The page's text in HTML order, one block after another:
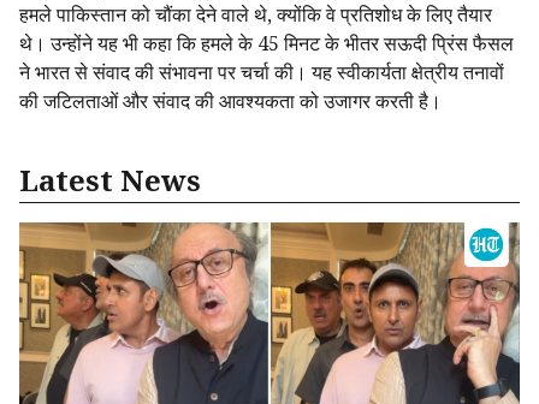
हमले पाकिस्तान को चौंका देने वाले थे, क्योंकि वे प्रतिशोध के लिए तैयार
थे। उन्होंने यह भी कहा कि हमले के 45 मिनट के भीतर सऊदी प्रिंस फैसल
ने भारत से संवाद की संभावना पर चर्चा की। यह स्वीकार्यता क्षेत्रीय तनावों
की जटिलताओं और संवाद की आवश्यकता को उजागर करती है।
Latest News